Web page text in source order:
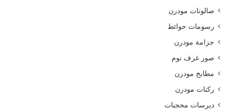
صالونات مودرن
رسومات حوائط
جزامة مودرن
صور غرف نوم
مطابخ مودرن
ركنات مودرن
ديرسات محجبات